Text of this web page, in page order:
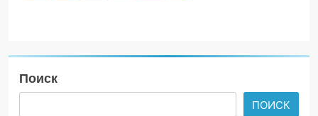
Поиск
ПОИСК